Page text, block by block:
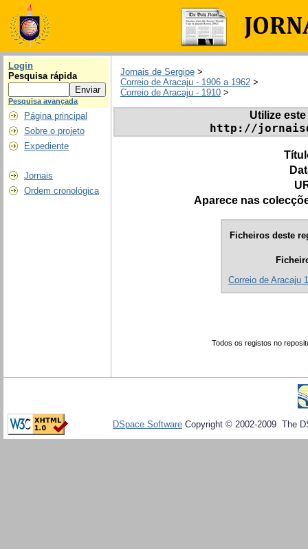
Login
Pesquisa rápida
Pesquisa avançada
Página principal
Sobre o projeto
Expediente
Jornais
Ordem cronológica
Jornais de Sergipe >
Correio de Aracaju - 1906 a 1962 >
Correio de Aracaju - 1910 >
Utilize
http://
Aparece nas
Ficheiros deste
Correio de Aracaju
Todos os registos no
DSpace Software Copyright © 2002-2009 The